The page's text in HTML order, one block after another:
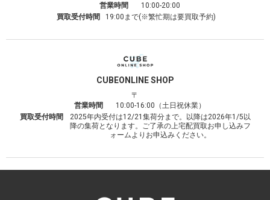
営業時間
10:00-20:00
買取受付時間
19:00まで(※繁忙期は要買取予約)
CUBEONLINE SHOP
〒
営業時間
10:00-16:00（土日祝休業）
買取受付時間
2025年内受付は12/21集荷分まで。以降は2026年1/5以
降の集荷となります。ご了承の上宅配買取お申し込みフ
ォームよりお申込みください。